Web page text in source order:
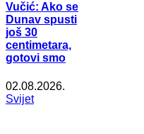
Vučić: Ako se
Dunav spusti
još 30
centimetara,
gotovi smo
02.08.2026.
Svijet